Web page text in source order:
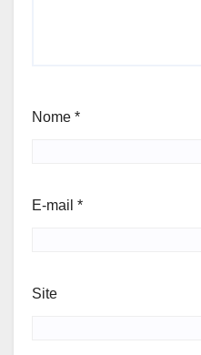
Nome *
E-mail *
Site